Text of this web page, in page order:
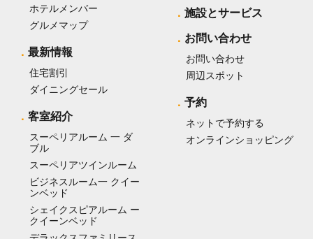
ホテルメンバー
グルメマップ
最新情報
住宅割引
ダイニングセール
客室紹介
スーペリアルーム 一 ダ
ブル
スーペリアツインルーム
ビジネスルーム一 クイー
ンベッド
シェイクスピアルーム ー
クイーンベッド
施設とサービス
お問い合わせ
お問い合わせ
周辺スポット
予約
ネットで予約する
オンラインショッピング